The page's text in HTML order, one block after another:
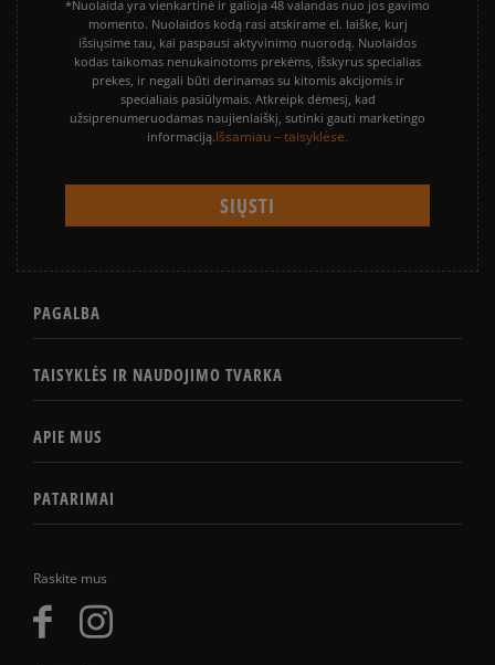
Raskite mus
*Nuolaida yra vienkartinė ir galioja 48 valandas nuo jos gavimo
momento. Nuolaidos kodą rasi atskirame el. laiške, kurį
išsiųsime tau, kai paspausi aktyvinimo nuorodą. Nuolaidos
kodas taikomas nenukainotoms prekėms, išskyrus specialias
prekes, ir negali būti derinamas su kitomis akcijomis ir
specialiais pasiūlymais. Atkreipk dėmesį, kad
užsiprenumeruodamas naujienlaiškį, sutinki gauti marketingo
informaciją.Išsamiau – taisyklėse.
PAGALBA
TAISYKLĖS IR NAUDOJIMO TVARKA
APIE MUS
PATARIMAI